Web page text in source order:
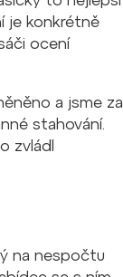
je konkrétně
ocení
a jsme za
stahování.
zvládl
na nespočtu